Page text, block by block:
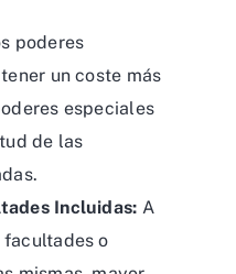
poderes
un coste más
especiales
de las
Incluidas: A
facultades o